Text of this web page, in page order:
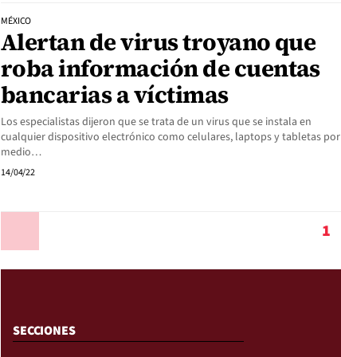
MÉXICO
Alertan de virus troyano que
roba información de cuentas
bancarias a víctimas
Los especialistas dijeron que se trata de un virus que se instala en
cualquier dispositivo electrónico como celulares, laptops y tabletas por
medio…
14/04/22
1
SECCIONES